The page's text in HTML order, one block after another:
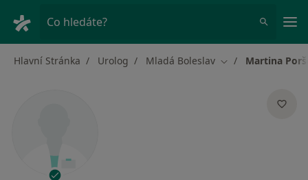
Co hledáte?
Hlavní Stránka Urolog Mladá Boleslav Změna města
Martina